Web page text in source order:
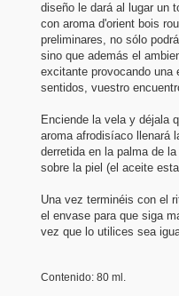
diseño le dará al lugar un
con aroma d'orient bois
preliminares, no sólo
sino que además el
excitante provocando una
sentidos, vuestro
Enciende la vela y déjala
aroma afrodisíaco llenará
derretida en la palma de
sobre la piel (el aceite
Una vez terminéis con el
el envase para que siga
vez que lo utilices sea
Contenido: 80 ml.